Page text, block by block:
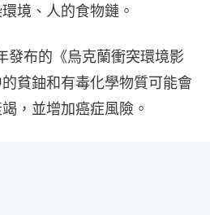
境、人的食物鏈。
發布的《烏克蘭衝突環境影
貧鈾和有毒化學物質可能會
，並增加癌症風險。